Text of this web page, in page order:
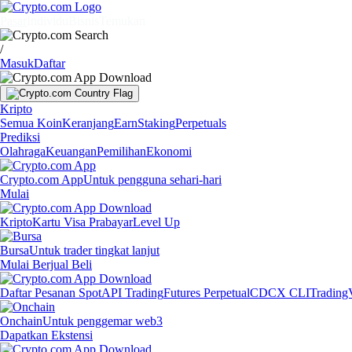
/
MasukDaftar
Kripto
Semua KoinKeranjangEarnStakingPerpetuals
Prediksi
OlahragaKeuanganPemilihanEkonomi
Crypto.com AppUntuk pengguna sehari-hari
Mulai
KriptoKartu Visa PrabayarLevel Up
BursaUntuk trader tingkat lanjut
Mulai Berjual Beli
Daftar Pesanan SpotAPI TradingFutures PerpetualCDCX CLI
OnchainUntuk penggemar web3
Dapatkan Ekstensi